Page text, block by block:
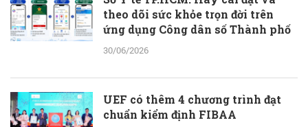
theo dõi sức khỏe trọn đời trên
ứng dụng Công dân số Thành phố
30/06/2026
UEF có thêm 4 chương trình đạt
chuẩn kiểm định FIBAA